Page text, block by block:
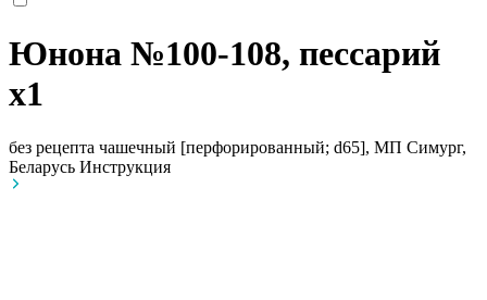
Юнона №100-108, пессарий
x1
без рецепта чашечный [перфорированный; d65], МП Симург,
Беларусь Инструкция